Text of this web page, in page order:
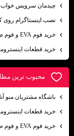
چیدمان سرویس خواب
نصب اینستاگرام روی کامپیوتر
خرید فوم EVA و فوم صنعتی از تولیدکننده اصلی با قیمت کارخانه
خرید قطعات
محبوب ترين
باشگاه مشتریان منو
خرید قطعات
خرید فوم EVA و فوم صنعتی از تولیدکننده اصلی با قیمت کارخانه